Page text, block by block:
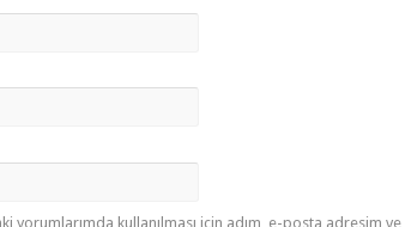
yorumlarımda kullanılması için adım, e-posta adresim